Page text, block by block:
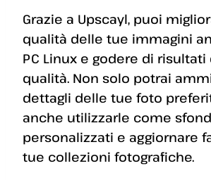
Grazie a Upscayl, puoi
qualità delle tue immagini
PC Linux e godere di risultati
qualità. Non solo potrai
dettagli delle tue foto
anche utilizzarle come
personalizzati e aggiornare
tue collezioni fotografiche.